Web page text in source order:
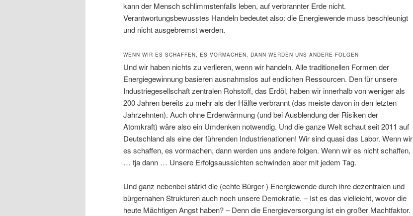
kann der Mensch schlimmstenfalls leben, auf verbrannter Erde nicht.
Verantwortungsbewusstes Handeln bedeutet also: die Energiewende muss beschleunigt
und nicht ausgebremst werden.
WENN WIR ES SCHAFFEN, ES VORMACHEN, DANN WERDEN UNS ANDERE FOLGEN
Und wir haben nichts zu verlieren, wenn wir handeln. Alle traditionellen Formen der
Energiegewinnung basieren ausnahmslos auf endlichen Ressourcen. Den für unsere
Industriegesellschaft zentralen Rohstoff, das Erdöl, haben wir innerhalb von weniger als
200 Jahren bereits zu mehr als der Hälfte verbrannt (das meiste davon in den letzten
Jahrzehnten). Auch ohne Erderwärmung (und bei Ausblendung der Risiken der
Atomkraft) wäre also ein Umdenken notwendig. Und die ganze Welt schaut seit 2011 auf
Deutschland als eine der führenden Industrienationen! Wir sind quasi das Labor. Wenn wir
es schaffen, es vormachen, dann werden uns andere folgen. Wenn wir es nicht schaffen,
… tja dann … Unsere Erfolgsaussichten schwinden aber mit jedem Tag.
Und ganz nebenbei stärkt die (echte Bürger-) Energiewende durch ihre dezentralen und
bürgernahen Strukturen auch noch unsere Demokratie. – Ist es das vielleicht, wovor die
heute Mächtigen Angst haben? – Denn die Energieversorgung ist ein großer Machtfaktor.